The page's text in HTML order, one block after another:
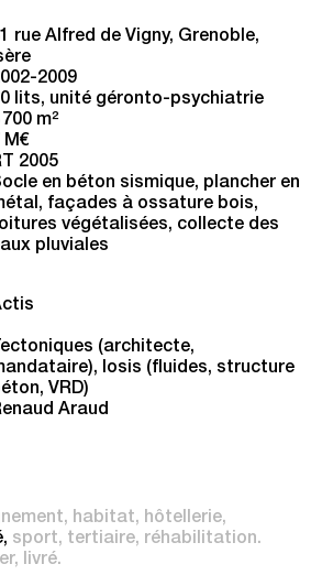
rue Alfred de Vigny, Grenoble,
2009
lits, unité géronto-psychiatrie
700 m2
M€
2005
en béton sismique, plancher en
façades à ossature bois,
végétalisées, collecte des
pluviales
(architecte,
Iosis (fluides, structure
VRD)
Araud
habitat
hôtellerie
sport tertiaire réhabilitation
livré